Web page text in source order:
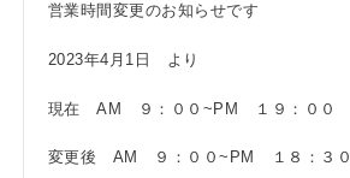
営業時間変更のお知らせです
2023年4月1日 より
現在 AM ９：００~PM １９：００
変更後 AM ９：００~PM １８：３０